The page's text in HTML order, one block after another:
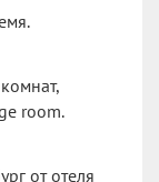
room.
от отеля